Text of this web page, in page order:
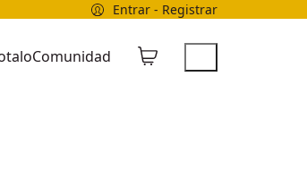
Entrar - Registrar
Comunidad